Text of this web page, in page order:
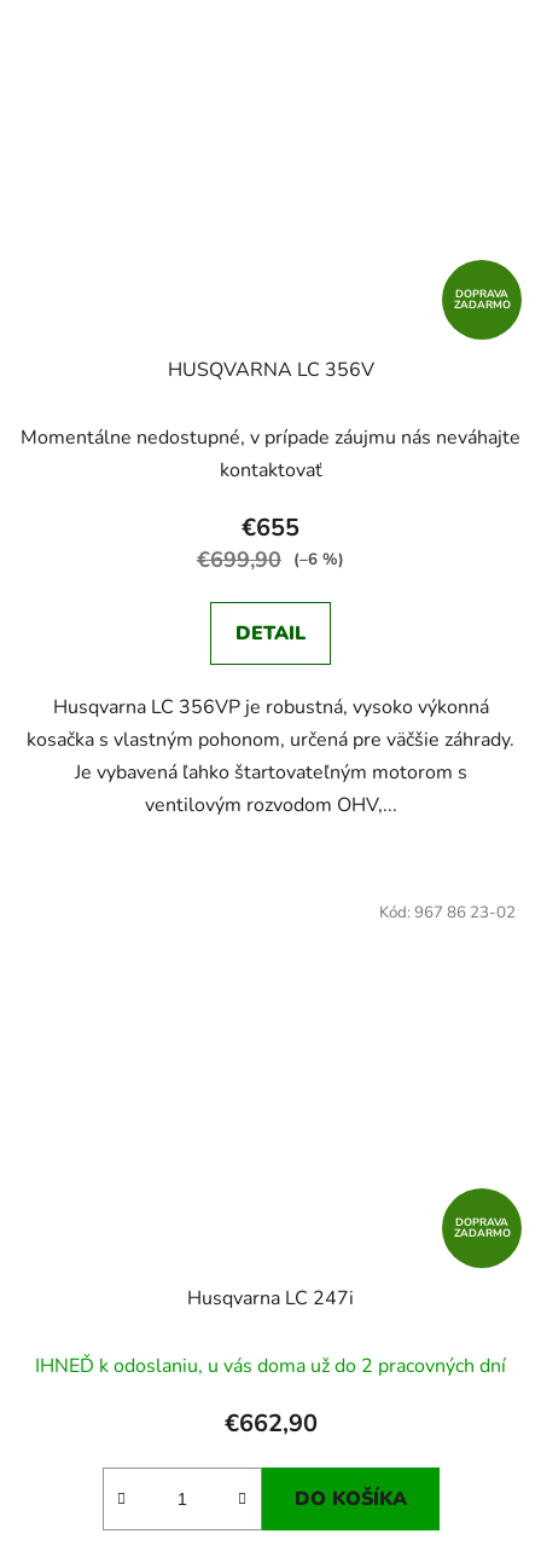
DOPRAVA
ZADARMO
HUSQVARNA LC 356V
Momentálne nedostupné, v prípade záujmu nás neváhajte
kontaktovať
€655
€699,90 (–6 %)
DETAIL
Husqvarna LC 356VP je robustná, vysoko výkonná
kosačka s vlastným pohonom, určená pre väčšie záhrady.
Je vybavená ľahko štartovateľným motorom s
ventilovým rozvodom OHV,...
DOPRAVA
ZADARMO
Husqvarna LC 247i
IHNEĎ k odoslaniu, u vás doma už do 2 pracovných dní
€662,90
DO KOŠÍKA
Kód: 967 86 23-02